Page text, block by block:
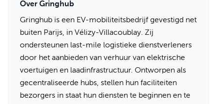
Over Gringhub
Gringhub is een EV-mobiliteitsbedrijf gevestigd net
buiten Parijs, in Vélizy-Villacoublay. Zij
ondersteunen last-mile logistieke dienstverleners
door het aanbieden van verhuur van elektrische
voertuigen en laadinfrastructuur. Ontworpen als
gecentraliseerde hubs, stellen hun faciliteiten
bezorgers in staat hun diensten te beginnen en te